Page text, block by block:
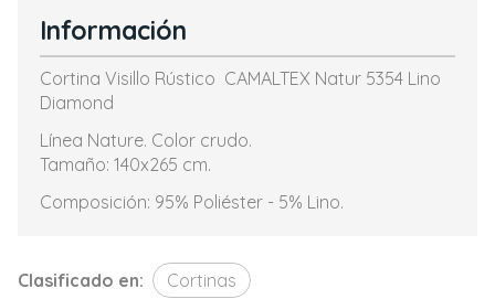
Información
Cortina Visillo Rústico CAMALTEX Natur 5354 Lino
Diamond
Línea Nature. Color crudo.
Tamaño: 140x265 cm.
Composición: 95% Poliéster - 5% Lino.
Clasificado en: Cortinas